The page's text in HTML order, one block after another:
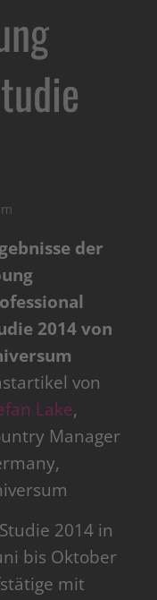
der
2014 von
von
Lake,
Manager
2014 in
bis Oktober
mit